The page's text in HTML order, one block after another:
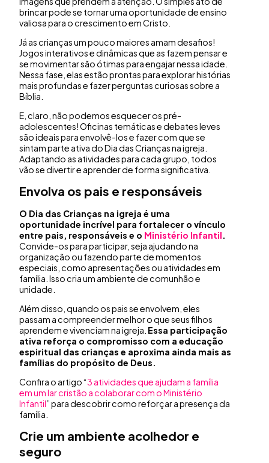
brincar pode se tornar uma oportunidade de ensino
valiosa para o crescimento em Cristo.
Já as crianças um pouco maiores amam desafios!
Jogos interativos e dinâmicas que as fazem pensar e
se movimentar são ótimas para engajar nessa idade.
Nessa fase, elas estão prontas para explorar histórias
mais profundas e fazer perguntas curiosas sobre a
Bíblia.
E, claro, não podemos esquecer os pré-
adolescentes! Oficinas temáticas e debates leves
são ideais para envolvê-los e fazer com que se
sintam parte ativa do Dia das Crianças na igreja.
Adaptando as atividades para cada grupo, todos
vão se divertir e aprender de forma significativa.
Envolva os pais e responsáveis
O Dia das Crianças na igreja é uma
oportunidade incrível para fortalecer o vínculo
entre pais, responsáveis e o Ministério Infantil
Convide-os para participar, seja ajudando na
organização ou fazendo parte de momentos
especiais, como apresentações ou atividades em
família. Isso cria um ambiente de comunhão e
unidade.
Além disso, quando os pais se envolvem, eles
passam a compreender melhor o que seus filhos
aprendem e vivenciam na igreja. Essa participação
ativa reforça o compromisso com a educação
espiritual das crianças e aproxima ainda mais as
famílias do propósito de Deus.
Confira o artigo “3 atividades que ajudam a família
em um lar cristão a colaborar com o Ministério
Infantil” para descobrir como reforçar a presença da
família.
Crie um ambiente acolhedor e
seguro